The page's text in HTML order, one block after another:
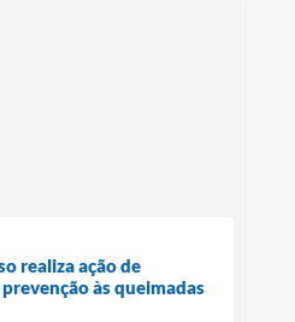
realiza ação de
às queimadas